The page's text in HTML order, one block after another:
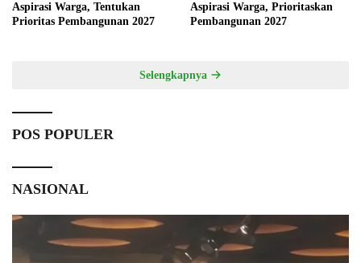
Aspirasi Warga, Tentukan
Prioritas Pembangunan 2027
Aspirasi Warga, Prioritaskan
Pembangunan 2027
Selengkapnya
POS POPULER
NASIONAL